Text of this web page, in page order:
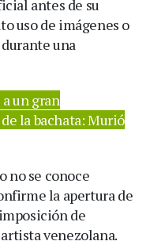
antes de su
uso de imágenes o
una
un gran
la bachata: Murió
no se conoce
la apertura de
de
venezolana.